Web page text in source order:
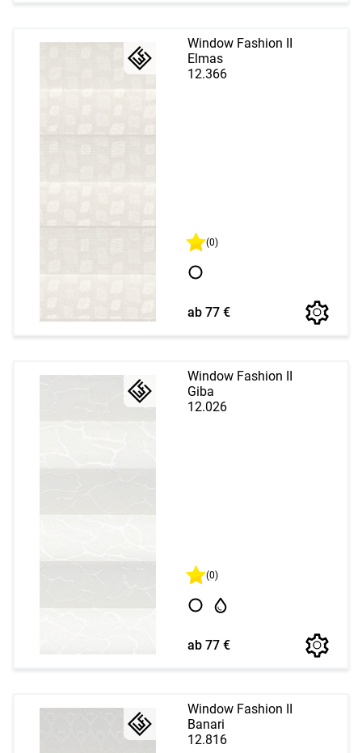
Window Fashion II
Elmas
12.366
(0)
ab 77 €
Window Fashion II
Giba
12.026
(0)
ab 77 €
Window Fashion II
Banari
12.816